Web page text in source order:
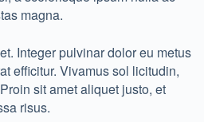
magna.
Integer pulvinar dolor eu metus
efficitur. Vivamus sol licitudin,
sit amet aliquet justo, et
risus.